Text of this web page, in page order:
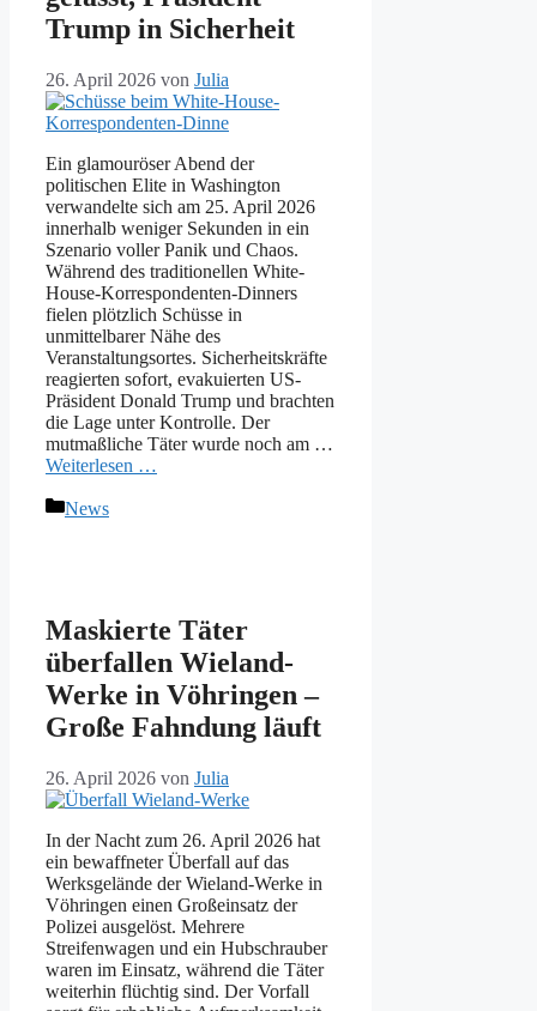
Trump in Sicherheit
26. April 2026 von Julia
Ein glamouröser Abend der
politischen Elite in Washington
verwandelte sich am 25. April 2026
innerhalb weniger Sekunden in ein
Szenario voller Panik und Chaos.
Während des traditionellen White-
House-Korrespondenten-Dinners
fielen plötzlich Schüsse in
unmittelbarer Nähe des
Veranstaltungsortes. Sicherheitskräfte
reagierten sofort, evakuierten US-
Präsident Donald Trump und brachten
die Lage unter Kontrolle. Der
mutmaßliche Täter wurde noch am …
Weiterlesen …
Kategorien
News
Maskierte Täter
überfallen Wieland-
Werke in Vöhringen –
Große Fahndung läuft
26. April 2026 von Julia
In der Nacht zum 26. April 2026 hat
ein bewaffneter Überfall auf das
Werksgelände der Wieland-Werke in
Vöhringen einen Großeinsatz der
Polizei ausgelöst. Mehrere
Streifenwagen und ein Hubschrauber
waren im Einsatz, während die Täter
weiterhin flüchtig sind. Der Vorfall